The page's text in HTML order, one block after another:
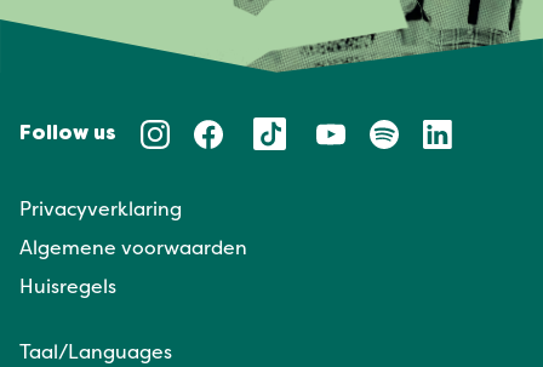
Follow us
Privacyverklaring
Algemene voorwaarden
Huisregels
Taal/Languages